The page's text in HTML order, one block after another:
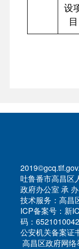
设
目
吐鲁番市高昌
政府办公室 承 办
技术服务：高昌
ICP备案号：新
码：6521010042
公安机关备案证
高昌区政府网